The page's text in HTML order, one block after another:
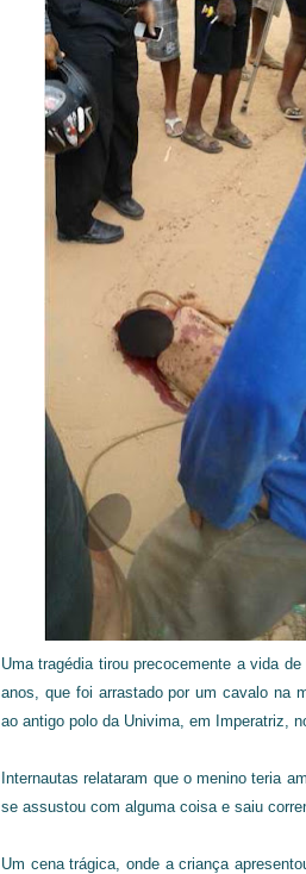
Uma tragédia tirou precocemente a vida
anos, que foi arrastado por um cavalo na
ao antigo polo da Univima, em Imperatriz,
Internautas relataram que o menino teria
se assustou com alguma coisa e saiu
Um cena trágica, onde a criança